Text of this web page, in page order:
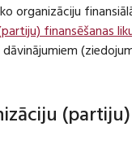
organizāciju
finansēšanas